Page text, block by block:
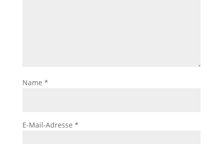
Name *
E-Mail-Adresse *